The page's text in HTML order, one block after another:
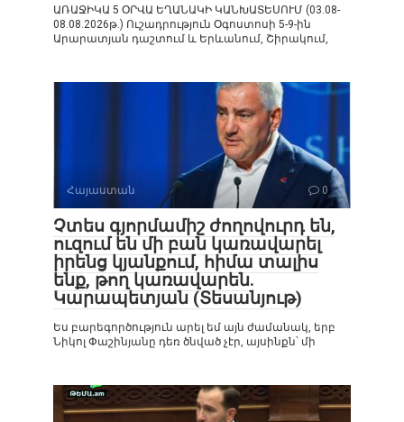
ԱՌԱՋԻԿԱ 5 ՕՐՎԱ ԵՂԱՆԱԿԻ ԿԱՆԽԱՏԵՍՈՒՄ (03.08-
08.08.2026թ.) Ուշադրություն Օգոստոսի 5-9-ին
Արարատյան դաշտում և Երևանում, Շիրակում,
Հայաստան 0
Չտես գյորմամիշ ժողովուրդ են,
ուզում են մի բան կառավարել
իրենց կյանքում, հիմա տալիս
ենք, թող կառավարեն.
Կարապետյան (Տեսանյութ)
Ես բարեգործություն արել եմ այն ժամանակ, երբ
Նիկոլ Փաշինյանը դեռ ծնված չէր, այսինքն՝ մի